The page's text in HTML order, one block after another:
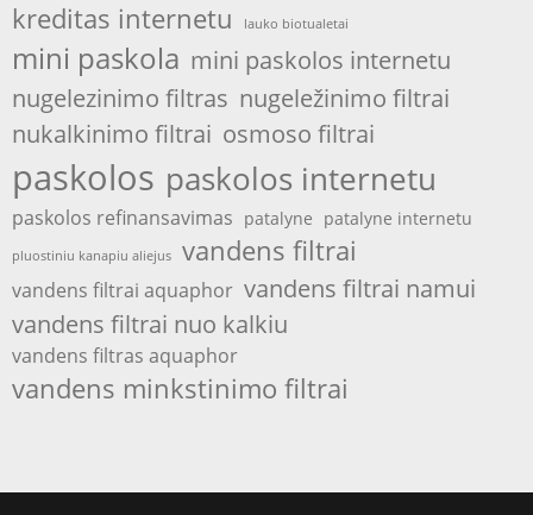
kreditas internetu lauko biotualetai
mini paskola mini paskolos internetu
nugelezinimo filtras nugeležinimo filtrai
nukalkinimo filtrai osmoso filtrai
paskolos paskolos internetu
paskolos refinansavimas patalyne patalyne internetu
pluostiniu kanapiu aliejus vandens filtrai
vandens filtrai aquaphor vandens filtrai namui
vandens filtrai nuo kalkiu
vandens filtras aquaphor
vandens minkstinimo filtrai